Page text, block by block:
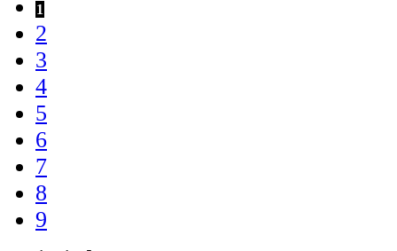
1
2
3
4
5
6
7
8
9